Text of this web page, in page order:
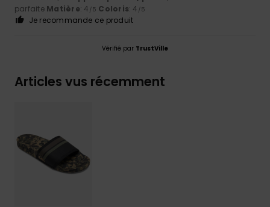
parfaite Matière: 4 /5 Coloris: 4 /5
Je recommande ce produit
Vérifié par TrustVille
Articles vus récemment